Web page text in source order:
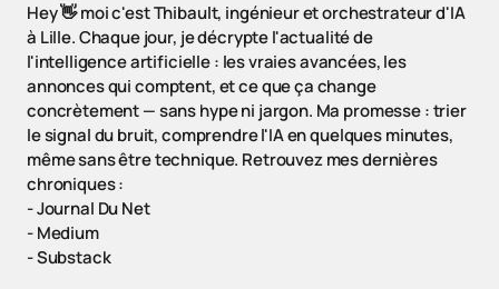
Hey 👋 moi c'est Thibault, ingénieur et orchestrateur d'IA
à Lille. Chaque jour, je décrypte l'actualité de
l'intelligence artificielle : les vraies avancées, les
annonces qui comptent, et ce que ça change
concrètement — sans hype ni jargon. Ma promesse : trier
le signal du bruit, comprendre l'IA en quelques minutes,
même sans être technique. Retrouvez mes dernières
chroniques :
-Journal Du Net
-Medium
-Substack